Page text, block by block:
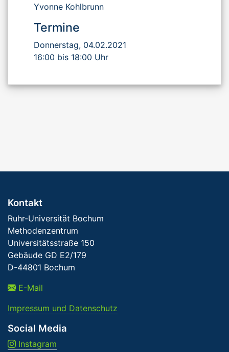
Yvonne Kohlbrunn
Termine
Donnerstag, 04.02.2021
16:00 bis 18:00 Uhr
Kontakt
Ruhr-Universität Bochum
Methodenzentrum
Universitätsstraße 150
Gebäude GD E2/179
D-44801 Bochum
E-Mail
Impressum und Datenschutz
Social Media
Instagram